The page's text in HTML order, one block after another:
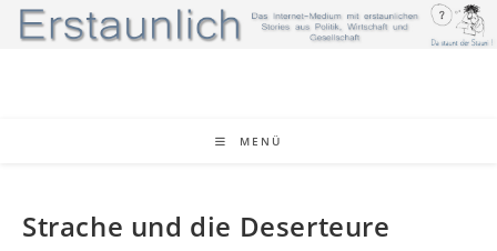
Zum
Inhalt
MENÜ
Strache und die Deserteure